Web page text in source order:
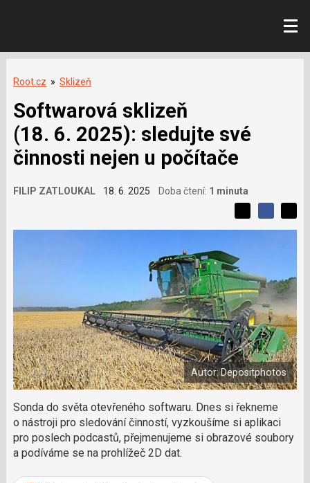
Root.cz » Sklizeň
Softwarová sklizeň
(18. 6. 2025): sledujte své
činnosti nejen u počítače
FILIP ZATLOUKAL 18. 6. 2025 Doba čtení: 1 minuta
e
v
á
m
č
l
á
n
e
k
P
o
S
d
e
t
S
d
t
e
n
a
F
a
c
e
b
o
o
u
d
t
e
n
a
s
í
t
i
X
Autor: Depositphotos
Sonda do světa otevřeného softwaru. Dnes si řekneme
o nástroji pro sledování činností, vyzkoušíme si aplikaci
pro poslech podcastů, přejmenujeme si obrazové soubory
a podíváme se na prohlížeč 2D dat.